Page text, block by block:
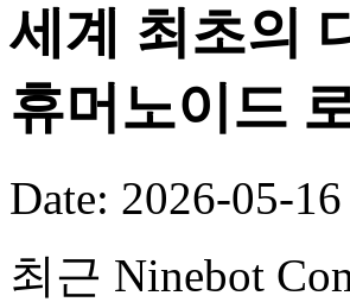
세계 최초의
휴머노이드
Date: 2026-05-16
최근 Ninebot